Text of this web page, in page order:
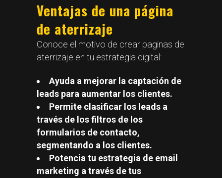
Ventajas de una página
de aterrizaje
Conoce el motivo de crear paginas de
aterrizaje en tu estrategia digital:
Ayuda a mejorar la captación de
leads para aumentar los clientes.
Permite clasificar los leads a
través de los filtros de los
formularios de contacto,
segmentando a los clientes.
Potencia tu estrategia de email
marketing a través de tus